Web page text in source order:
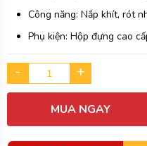
Công năng: Nắp khít, rót
Phụ kiện: Hộp đựng cao
- +
MUA NGAY